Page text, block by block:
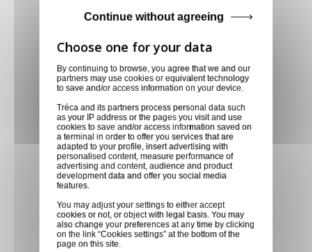
Livraison via GLS
Retirer vos produits
directement en magasin ou
faites vous livrer chez vous ou
dans les points relais de notre
partenaire GLS, partout en
Europe entre 24h et 48h après
mise à disposition des produits
à notre transporteur.
By continuing to browse, you agree that we and our
partners may use cookies or equivalent technology
to save and/or access information on your device.
Tréca and its partners process personal data such
as your IP address or the pages you visit and use
cookies to save and/or access information saved on
a terminal in order to offer you services that are
adapted to your profile, insert advertising with
personalised content, measure performance of
advertising and content, audience and product
development data and offer you social media
features.
You may adjust your settings to either accept
cookies or not, or object with legal basis. You may
also change your preferences at any time by clicking
on the link “Cookies settings” at the bottom of the
page on this site.
Continue without agreeing